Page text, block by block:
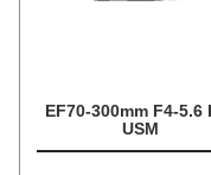
EF70-300mm F4-5.6
USM